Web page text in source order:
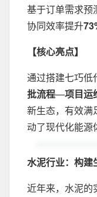
基于订单需求预
协同效率提升
【核心亮点】
通过搭建七巧低
批流程—项目运
新生态，有效满
动了现代化能源
水泥行业：构建
近年来，水泥的